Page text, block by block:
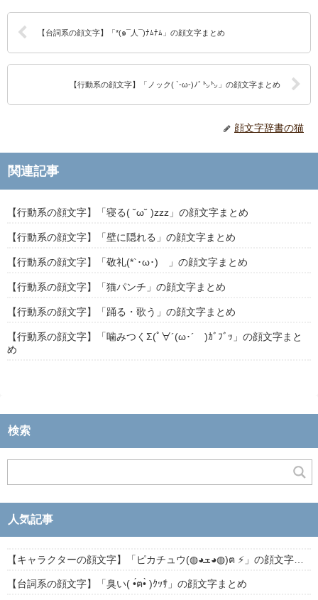
【台詞系の顔文字】「*(๑¯人¯)ﾅﾑﾅﾑ」の顔文字まとめ
【行動系の顔文字】「ノック( `-ω-)ﾉﾞ㌧㌧」の顔文字まとめ
顔文字辞書の猫
関連記事
【行動系の顔文字】「寝る( ˘ω˘ )zzz」の顔文字まとめ
【行動系の顔文字】「壁に隠れる」の顔文字まとめ
【行動系の顔文字】「敬礼(*`･ω･)ゞ」の顔文字まとめ
【行動系の顔文字】「猫パンチ」の顔文字まとめ
【行動系の顔文字】「踊る・歌う」の顔文字まとめ
【行動系の顔文字】「噛みつくΣ(ﾟ∀´(ω･´ )ｶﾞﾌﾞｯ」の顔文字まと
め
検索
人気記事
【台詞系の顔文字】「臭い( •́ฅ•̀ )ｸｯｻ」の顔文字まとめ